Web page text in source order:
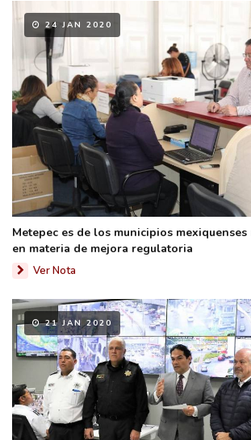
24 JAN 2020
Metepec es de los municipios
en materia de mejora regulatoria
Ver Nota
21 JAN 2020